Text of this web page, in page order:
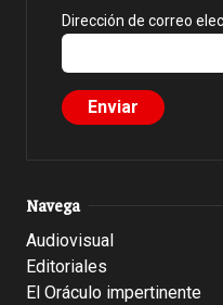
Dirección de correo
Navega
Audiovisual
Editoriales
El Oráculo impertinente